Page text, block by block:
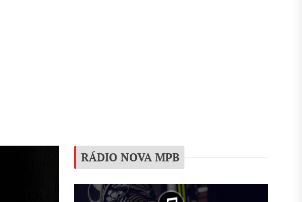
RÁDIO NOVA MPB